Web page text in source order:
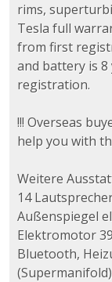
rims,
Tesla full
from first
and battery is
registration.
!!! Overseas
help you with
Weitere
14
Außenspiegel
Elektromotor
Bluetooth,